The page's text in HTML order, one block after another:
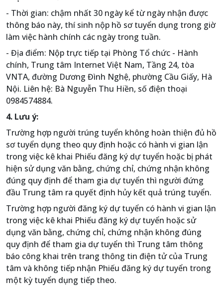
- Thời gian: chậm nhất 30 ngày kể từ ngày nhận được
thông báo này, thí sinh nộp hồ sơ tuyển dụng trong giờ
làm việc hành chính các ngày trong tuần.
- Địa điểm: Nộp trực tiếp tại Phòng Tổ chức - Hành
chính, Trung tâm Internet Việt Nam, Tầng 24, tòa
VNTA, đường Dương Đình Nghệ, phường Cầu Giấy, Hà
Nội. Liên hệ: Bà Nguyễn Thu Hiền, số điện thoại
0984574884.
4. Lưu ý:
Trường hợp người trúng tuyển không hoàn thiện đủ hồ
sơ tuyển dụng theo quy định hoặc có hành vi gian lận
trong việc kê khai Phiếu đăng ký dự tuyển hoặc bị phát
hiện sử dụng văn bằng, chứng chỉ, chứng nhận không
đúng quy định để tham gia dự tuyển thì người đứng
đầu Trung tâm ra quyết định hủy kết quả trúng tuyển.
Trường hợp người đăng ký dự tuyển có hành vi gian lận
trong việc kê khai Phiếu đăng ký dự tuyển hoặc sử
dụng văn bằng, chứng chỉ, chứng nhận không đúng
quy định để tham gia dự tuyển thì Trung tâm thông
báo công khai trên trang thông tin điện tử của Trung
tâm và không tiếp nhận Phiếu đăng ký dự tuyển trong
một kỳ tuyển dụng tiếp theo.